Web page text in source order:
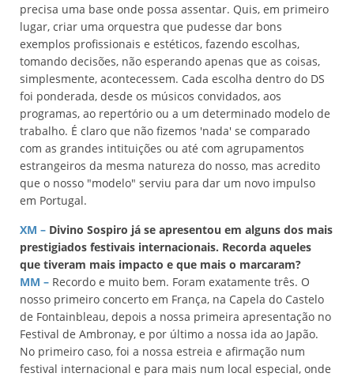
precisa uma base onde possa assentar. Quis, em primeiro
lugar, criar uma orquestra que pudesse dar bons
exemplos profissionais e estéticos, fazendo escolhas,
tomando decisões, não esperando apenas que as coisas,
simplesmente, acontecessem. Cada escolha dentro do DS
foi ponderada, desde os músicos convidados, aos
programas, ao repertório ou a um determinado modelo de
trabalho. É claro que não fizemos 'nada' se comparado
com as grandes intituições ou até com agrupamentos
estrangeiros da mesma natureza do nosso, mas acredito
que o nosso "modelo" serviu para dar um novo impulso
em Portugal.
XM – Divino Sospiro já se apresentou em alguns dos mais
prestigiados festivais internacionais. Recorda aqueles
que tiveram mais impacto e que mais o marcaram?
MM – Recordo e muito bem. Foram exatamente três. O
nosso primeiro concerto em França, na Capela do Castelo
de Fontainbleau, depois a nossa primeira apresentação no
Festival de Ambronay, e por último a nossa ida ao Japão.
No primeiro caso, foi a nossa estreia e afirmação num
festival internacional e para mais num local especial, onde